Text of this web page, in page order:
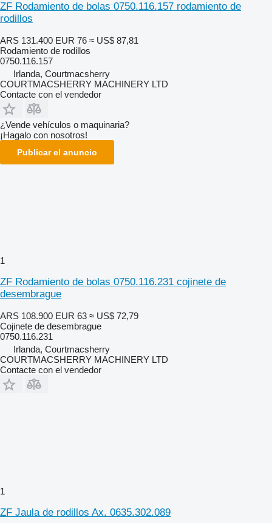
ZF Rodamiento de bolas 0750.116.157 rodamiento de
rodillos
ARS 131.400 EUR 76 ≈ US$ 87,81
Rodamiento de rodillos
0750.116.157
Irlanda, Courtmacsherry
COURTMACSHERRY MACHINERY LTD
Contacte con el vendedor
¿Vende vehículos o maquinaria?
¡Hagalo con nosotros!
Publicar el anuncio
1
ZF Rodamiento de bolas 0750.116.231 cojinete de
desembrague
ARS 108.900 EUR 63 ≈ US$ 72,79
Cojinete de desembrague
0750.116.231
Irlanda, Courtmacsherry
COURTMACSHERRY MACHINERY LTD
Contacte con el vendedor
1
ZF Jaula de rodillos Ax. 0635.302.089